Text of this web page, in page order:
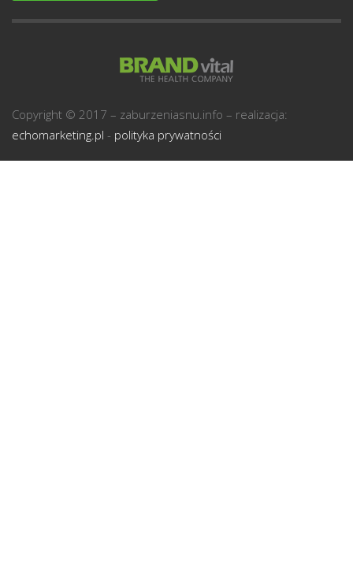
Copyright © 2017 – zaburzeniasnu.info – realizacja:
echomarketing.pl - polityka prywatności